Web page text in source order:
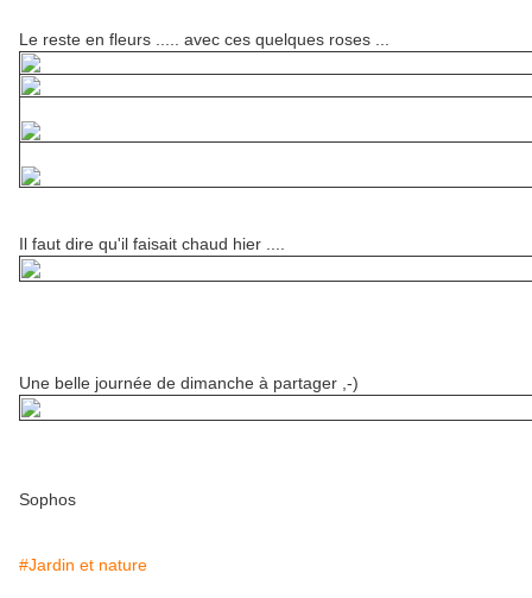
Le reste en fleurs ..... avec ces quelques roses ...
Il faut dire qu'il faisait chaud hier ....
Une belle journée de dimanche à partager ,-)
Sophos
#Jardin et nature